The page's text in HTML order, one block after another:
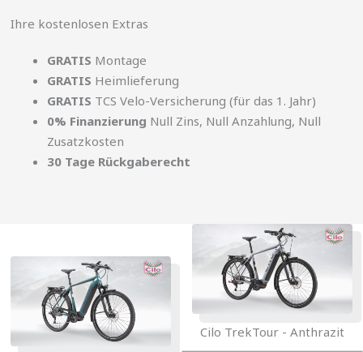
Ihre kostenlosen Extras
GRATIS Montage
GRATIS Heimlieferung
GRATIS TCS Velo-Versicherung (für das 1. Jahr)
0% Finanzierung Null Zins, Null Anzahlung, Null
Zusatzkosten
30 Tage Rückgaberecht
Cilo TrekTour - Anthrazit